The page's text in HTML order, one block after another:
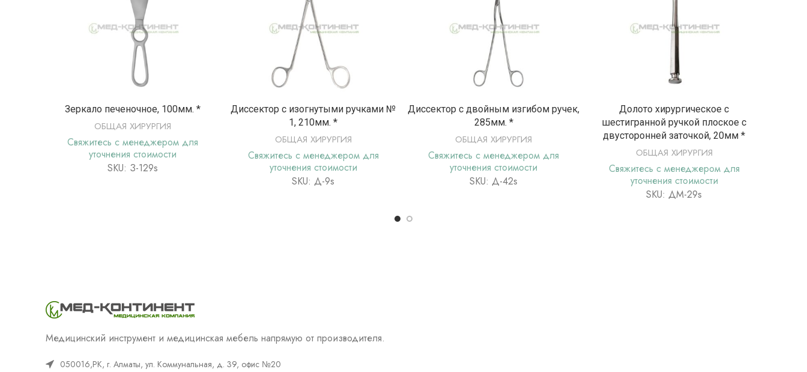
ПОДРОБНЕЕ
Зеркало печеночное, 100мм. *
ОБЩАЯ ХИРУРГИЯ
Свяжитесь с менеджером для
уточнения стоимости
SKU: З-129s
ПОДРОБНЕЕ
Диссектор с изогнутыми ручками №
1, 210мм. *
ОБЩАЯ ХИРУРГИЯ
Свяжитесь с менеджером для
уточнения стоимости
SKU: Д-9s
ПОДРОБНЕЕ
Диссектор с двойным изгибом ручек,
285мм. *
ОБЩАЯ ХИРУРГИЯ
Свяжитесь с менеджером для
уточнения стоимости
SKU: Д-42s
ПОДРОБНЕЕ
Долото хирургическое с
шестигранной ручкой плоское с
двусторонней заточкой, 20мм *
ОБЩАЯ ХИРУРГИЯ
Свяжитесь с менеджером для
уточнения стоимости
SKU: ДМ-29s
Медицинский инструмент и медицинская мебель напрямую от производителя.
050016,РК, г. Алматы, ул. Коммунальная, д. 39, офис №20